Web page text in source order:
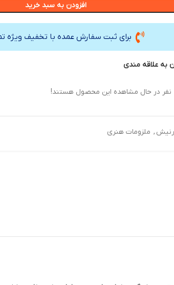
افزودن به سبد خرید
برای ثبت سفارش عمده با تخفیف ویژه
به علاقه مندی
نفر در حال مشاهده این محصول هستند!
, ملزومات هنری